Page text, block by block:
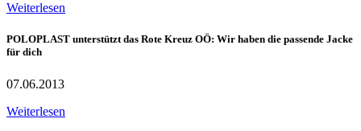
Weiterlesen
POLOPLAST unterstützt das Rote Kreuz OÖ: Wir haben die passende Jacke
für dich
07.06.2013
Weiterlesen